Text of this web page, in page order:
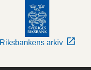
Riksbankens arkiv